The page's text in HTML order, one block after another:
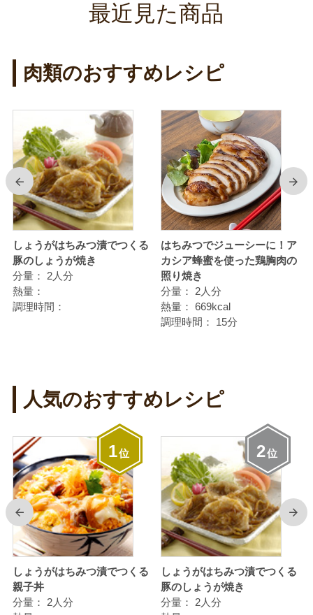
最近見た商品
肉類のおすすめレシピ
前
しょうがはちみつ漬でつくる
豚のしょうが焼き
分量：
2人分
熱量：
調理時間：
はちみつでジューシーに！ア
カシア蜂蜜を使った鶏胸肉の
照り焼き
分量：
2人分
熱量： 669kcal
調理時間：
15分
次
人気のおすすめレシピ
前
1位
しょうがはちみつ漬でつくる
親子丼
分量：
2人分
2位
しょうがはちみつ漬でつくる
豚のしょうが焼き
分量：
2人分
次